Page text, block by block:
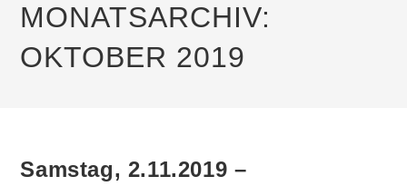
MONATSARCHIV:
OKTOBER 2019
Samstag, 2.11.2019 –